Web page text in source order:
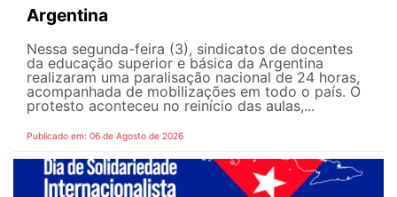
Argentina
Nessa segunda-feira (3), sindicatos de docentes
da educação superior e básica da Argentina
realizaram uma paralisação nacional de 24 horas,
acompanhada de mobilizações em todo o país. O
protesto aconteceu no reinício das aulas,...
Publicado em: 06 de Agosto de 2026